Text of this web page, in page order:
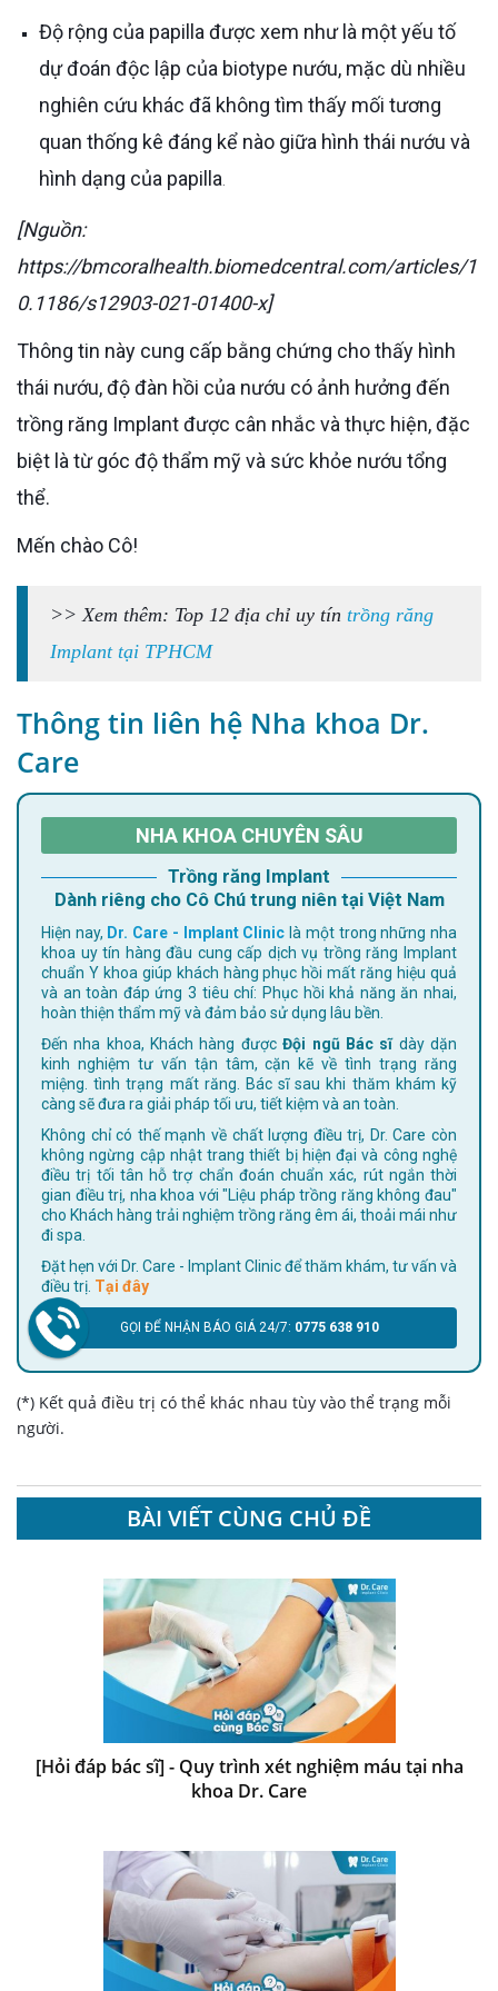
Độ rộng của papilla được xem như là một yếu tố
dự đoán độc lập của biotype nướu, mặc dù nhiều
nghiên cứu khác đã không tìm thấy mối tương
quan thống kê đáng kể nào giữa hình thái nướu và
hình dạng của papilla​.
[Nguồn:
https://bmcoralhealth.biomedcentral.com/articles/1
0.1186/s12903-021-01400-x]
Thông tin này cung cấp bằng chứng cho thấy hình
thái nướu, độ đàn hồi của nướu có ảnh hưởng đến
trồng răng Implant được cân nhắc và thực hiện, đặc
biệt là từ góc độ thẩm mỹ và sức khỏe nướu tổng
thể.
Mến chào Cô!
>> Xem thêm: Top 12 địa chỉ uy tín trồng răng
Implant tại TPHCM
Thông tin liên hệ Nha khoa Dr.
Care
NHA KHOA CHUYÊN SÂU
Trồng răng Implant
Dành riêng cho Cô Chú trung niên tại Việt Nam
Hiện nay, Dr. Care - Implant Clinic là một trong những nha
khoa uy tín hàng đầu cung cấp dịch vụ trồng răng Implant
chuẩn Y khoa giúp khách hàng phục hồi mất răng hiệu quả
và an toàn đáp ứng 3 tiêu chí: Phục hồi khả năng ăn nhai,
hoàn thiện thẩm mỹ và đảm bảo sử dụng lâu bền.
Đến nha khoa, Khách hàng đượcĐội ngũ Bác sĩdày dặn
kinh nghiệm tư vấn tận tâm, cặn kẽ về tình trạng răng
miệng. tình trạng mất răng. Bác sĩ sau khi thăm khám kỹ
càng sẽ đưa ra giải pháp tối ưu, tiết kiệm và an toàn.
Không chỉ có thế mạnh về chất lượng điều trị, Dr. Care còn
không ngừng cập nhật trang thiết bị hiện đại và công nghệ
điều trị tối tân hỗ trợ chẩn đoán chuẩn xác, rút ngắn thời
gian điều trị, nha khoa với "Liệu pháp trồng răng không đau"
cho Khách hàng trải nghiệm trồng răng êm ái, thoải mái như
đi spa.
Đặt hẹn với Dr. Care - Implant Clinic để thăm khám, tư vấn và
điều trị. Tại đây
GỌI ĐỂ NHẬN BÁO GIÁ 24/7: 0775 638 910
(*) Kết quả điều trị có thể khác nhau tùy vào thể trạng mỗi
người.
BÀI VIẾT CÙNG CHỦ ĐỀ
[Hỏi đáp bác sĩ] - Quy trình xét nghiệm máu tại nha
khoa Dr. Care